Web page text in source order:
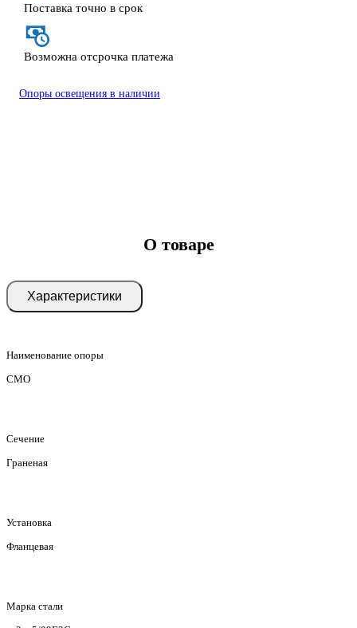
Поставка точно в срок
Возможна отсрочка платежа
Опоры освещения в наличии
О товаре
Характеристики
Наименование опоры
СМО
Сечение
Граненая
Установка
Фланцевая
Марка стали